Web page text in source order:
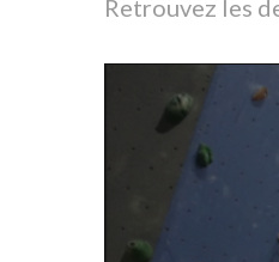
Retrouvez les